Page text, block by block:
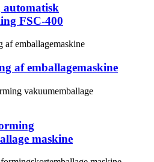
FSC-400
af emballagemaskine
maskine